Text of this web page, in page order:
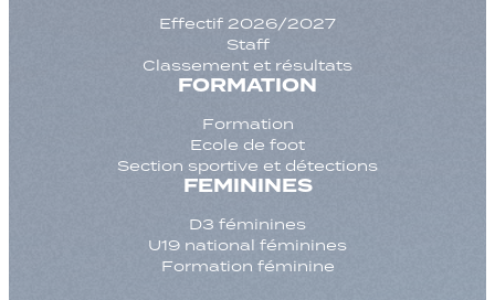
Effectif 2026/2027
Staff
Classement et résultats
FORMATION
Formation
Ecole de foot
Section sportive et détections
FEMININES
D3 féminines
U19 national féminines
Formation féminine